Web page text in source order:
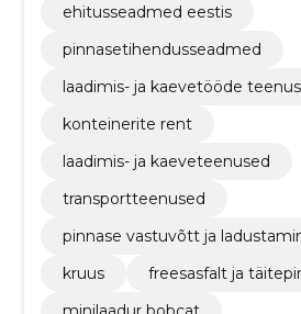
ehitusseadmed eestis
pinnasetihendusseadmed
laadimis- ja kaevetööde
konteinerite rent
laadimis- ja kaeveteenused
transportteenused
pinnase vastuvõtt ja
kruus
freesasfalt ja